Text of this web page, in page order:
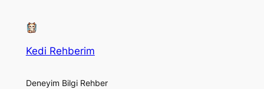
Kedi Rehberim
Deneyim Bilgi Rehber